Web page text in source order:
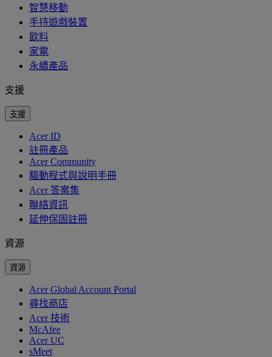
智慧移動
手持遊戲裝置
飲料
家電
永續產品
支援
支援
Acer ID
註冊產品
Acer Community
驅動程式與說明手冊
Acer 答案集
聯絡資訊
延伸保固註冊
資源
資源
Acer Global Account Portal
尋找商店
Acer 技術
McAfee
Acer UC
sMeet